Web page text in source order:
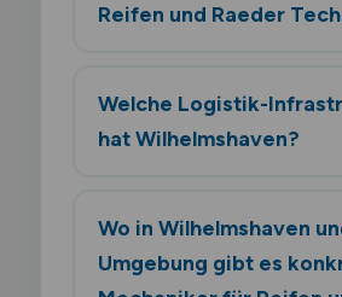
Reifen und Raeder
Welche Logistik-
hat Wilhelmshaven?
Wo in Wilhelmshaven
Umgebung gibt es